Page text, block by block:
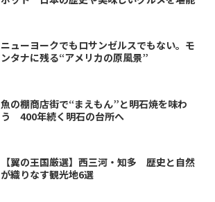
ニューヨークでもロサンゼルスでもない。モ
ンタナに残る“アメリカの原風景”
魚の棚商店街で“まえもん”と明石焼を味わ
う 400年続く明石の台所へ
【翼の王国厳選】西三河・知多 歴史と自然
が織りなす観光地6選